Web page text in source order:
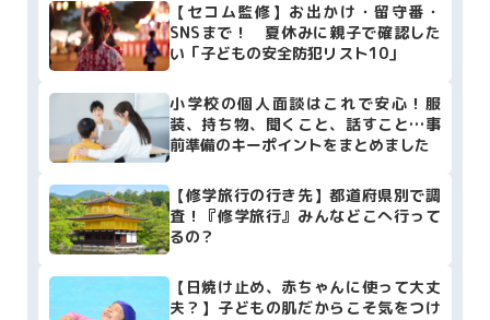
【セコム監修】お出かけ・留守番・
SNSまで！ 夏休みに親子で確認した
い「子どもの安全防犯リスト10」
小学校の個人面談はこれで安心！服
装、持ち物、聞くこと、話すこと…事
前準備のキーポイントをまとめました
【修学旅行の行き先】都道府県別で調
査！『修学旅行』みんなどこへ行って
るの？
【日焼け止め、赤ちゃんに使って大丈
夫？】子どもの肌だからこそ気をつけ